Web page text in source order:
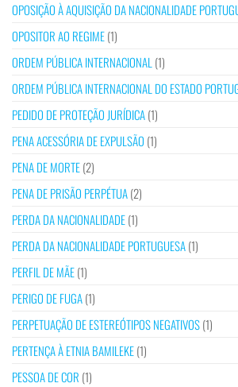
OPOSIÇÃO À AQUISIÇÃO DA NACIONALIDADE
OPOSITOR AO REGIME(1)
ORDEM PÚBLICA INTERNACIONAL (1)
ORDEM PÚBLICA INTERNACIONAL DO ESTADO
PEDIDO DE PROTEÇÃO JURÍDICA(1)
PENA ACESSÓRIA DE EXPULSÃO (1)
PENA DE MORTE(2)
PENA DE PRISÃO PERPÉTUA(2)
PERDA DA NACIONALIDADE(1)
PERDA DA NACIONALIDADE PORTUGUESA(1)
PERFIL DE MÃE(1)
PERIGO DE FUGA(1)
PERPETUAÇÃO DE ESTEREÓTIPOS NEGATIVOS(1)
PERTENÇA À ETNIA BAMILEKE(1)
PESSOA DE COR (1)